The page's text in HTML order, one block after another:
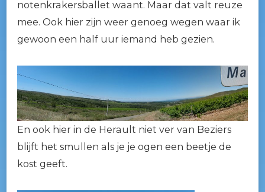
notenkrakersballet waant. Maar dat valt reuze
mee. Ook hier zijn weer genoeg wegen waar ik
gewoon een half uur iemand heb gezien.
En ook hier in de Herault niet ver van Beziers
blijft het smullen als je je ogen een beetje de
kost geeft.